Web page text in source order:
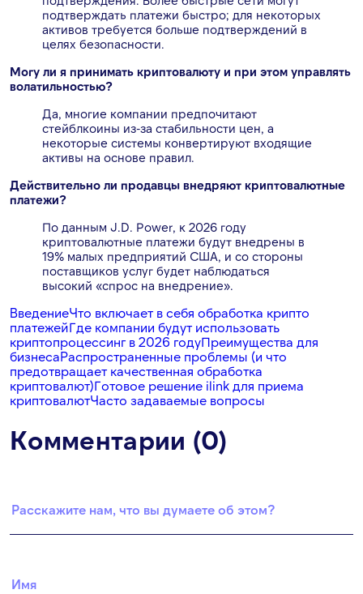
подтверждать платежи быстро; для некоторых
активов требуется больше подтверждений в
целях безопасности.
Могу ли я принимать криптовалюту и при этом управлять
волатильностью?
Да, многие компании предпочитают
стейблкоины из-за стабильности цен, а
некоторые системы конвертируют входящие
активы на основе правил.
Действительно ли продавцы внедряют криптовалютные
платежи?
По данным J.D. Power, к 2026 году
криптовалютные платежи будут внедрены в
19% малых предприятий США, и со стороны
поставщиков услуг будет наблюдаться
высокий «спрос на внедрение».
ВведениеЧто включает в себя обработка крипто
платежейГде компании будут использовать
криптопроцессинг в 2026 годуПреимущества для
бизнесаРаспространенные проблемы (и что
предотвращает качественная обработка
криптовалют)Готовое решение ilink для приема
криптовалютЧасто задаваемые вопросы
Комментарии (0)